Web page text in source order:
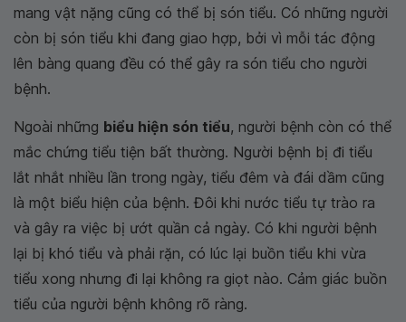
mang vật nặng cũng có thể bị són tiểu. Có những người
còn bị són tiểu khi đang giao hợp, bởi vì mỗi tác động
lên bàng quang đều có thể gây ra són tiểu cho người
bệnh.
Ngoài những biểu hiện són tiểu, người bệnh còn có thể
mắc chứng tiểu tiện bất thường. Người bệnh bị đi tiểu
lắt nhắt nhiều lần trong ngày, tiểu đêm và đái dầm cũng
là một biểu hiện của bệnh. Đôi khi nước tiểu tự trào ra
và gây ra việc bị ướt quần cả ngày. Có khi người bệnh
lại bị khó tiểu và phải rặn, có lúc lại buồn tiểu khi vừa
tiểu xong nhưng đi lại không ra giọt nào. Cảm giác buồn
tiểu của người bệnh không rõ ràng.